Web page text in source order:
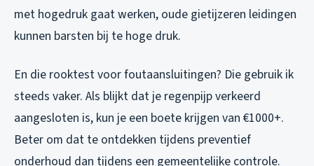
met hogedruk gaat werken, oude gietijzeren leidingen
kunnen barsten bij te hoge druk.
En die rooktest voor foutaansluitingen? Die gebruik ik
steeds vaker. Als blijkt dat je regenpijp verkeerd
aangesloten is, kun je een boete krijgen van €1000+.
Beter om dat te ontdekken tijdens preventief
onderhoud dan tijdens een gemeentelijke controle.